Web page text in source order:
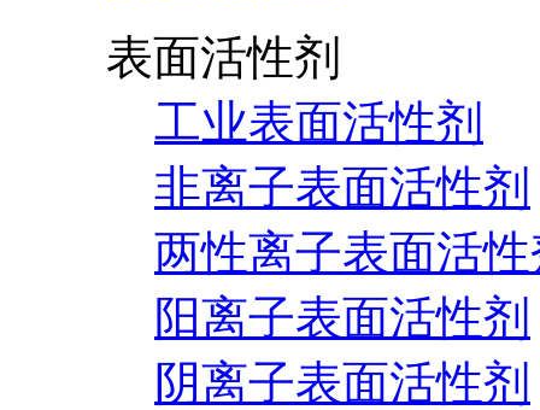
表面活性剂
工业表面活性剂
非离子表面活性剂
两性离子表面活
阳离子表面活性剂
阴离子表面活性剂